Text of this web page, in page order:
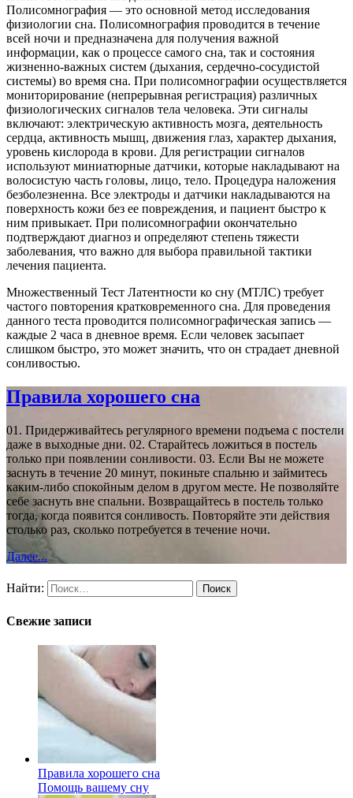
Полисомнография — это основной метод исследования
физиологии сна. Полисомнография проводится в течение
всей ночи и предназначена для получения важной
информации, как о процессе самого сна, так и состояния
жизненно-важных систем (дыхания, сердечно-сосудистой
системы) во время сна. При полисомнографии осуществляется
мониторирование (непрерывная регистрация) различных
физиологических сигналов тела человека. Эти сигналы
включают: электрическую активность мозга, деятельность
сердца, активность мышц, движения глаз, характер дыхания,
уровень кислорода в крови. Для регистрации сигналов
используют миниатюрные датчики, которые накладывают на
волосистую часть головы, лицо, тело. Процедура наложения
безболезненна. Все электроды и датчики накладываются на
поверхность кожи без ее повреждения, и пациент быстро к
ним привыкает. При полисомнографии окончательно
подтверждают диагноз и определяют степень тяжести
заболевания, что важно для выбора правильной тактики
лечения пациента.
Множественный Тест Латентности ко сну (МТЛС) требует
частого повторения кратковременного сна. Для проведения
данного теста проводится полисомнографическая запись —
каждые 2 часа в дневное время. Если человек засыпает
слишком быстро, это может значить, что он страдает дневной
сонливостью.
Правила хорошего сна
01. Придерживайтесь регулярного времени подъема с постели
даже в выходные дни. 02. Старайтесь ложиться в постель
только при появлении сонливости. 03. Если Вы не можете
заснуть в течение 20 минут, покиньте спальню и займитесь
каким-либо спокойным делом в другом месте. Не позволяйте
себе заснуть вне спальни. Возвращайтесь в постель только
тогда, когда появится сонливость. Повторяйте эти действия
столько раз, сколько потребуется в течение ночи.
Далее...
Найти:
Свежие записи
Правила хорошего сна
Помощь вашему сну